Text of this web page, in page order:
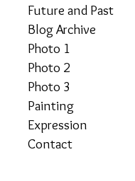
Future and Past
Blog Archive
Photo 1
Photo 2
Photo 3
Painting
Expression
Contact